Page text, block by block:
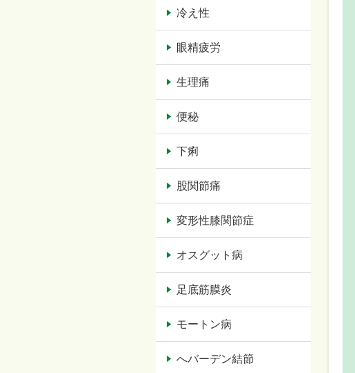
冷え性
眼精疲労
生理痛
便秘
下痢
股関節痛
変形性膝関節症
オスグット病
足底筋膜炎
モートン病
へバーデン結節